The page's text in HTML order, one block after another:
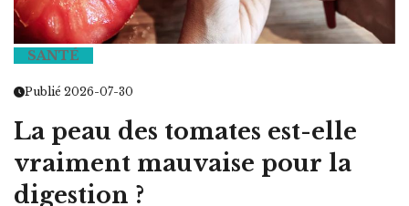
SANTÉ
Publié 2026-07-30
La peau des tomates est-elle
vraiment mauvaise pour la
digestion ?